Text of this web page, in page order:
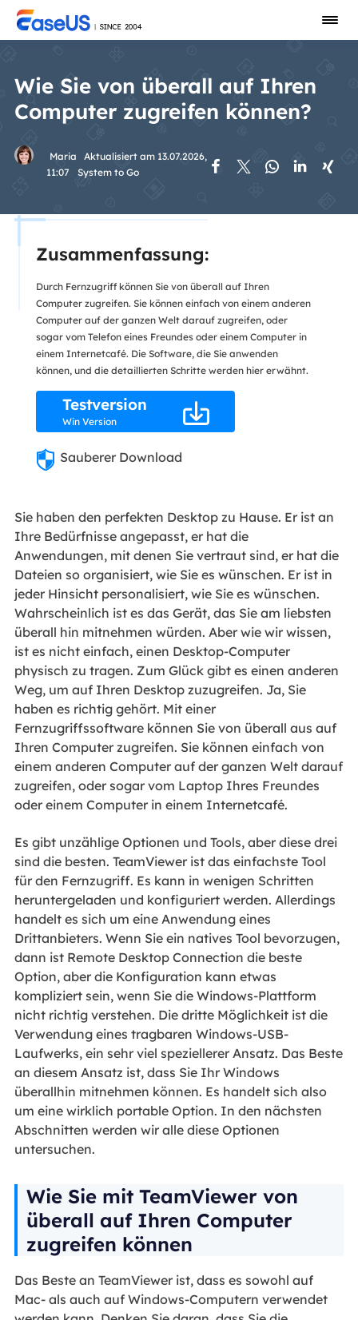
Wie Sie von überall auf Ihren
Computer zugreifen können?
Maria
Aktualisiert am 13.07.2026,
11:07
System to Go     
Zusammenfassung:
Durch Fernzugriff können Sie von überall auf Ihren
Computer zugreifen. Sie können einfach von einem anderen
Computer auf der ganzen Welt darauf zugreifen, oder
sogar vom Telefon eines Freundes oder einem Computer in
einem Internetcafé. Die Software, die Sie anwenden
können, und die detaillierten Schritte werden hier erwähnt.
Testversion
Win Version 
Sauberer Download
Sie haben den perfekten Desktop zu Hause. Er ist an
Ihre Bedürfnisse angepasst, er hat die
Anwendungen, mit denen Sie vertraut sind, er hat die
Dateien so organisiert, wie Sie es wünschen. Er ist in
jeder Hinsicht personalisiert, wie Sie es wünschen.
Wahrscheinlich ist es das Gerät, das Sie am liebsten
überall hin mitnehmen würden. Aber wie wir wissen,
ist es nicht einfach, einen Desktop-Computer
physisch zu tragen. Zum Glück gibt es einen anderen
Weg, um auf Ihren Desktop zuzugreifen. Ja, Sie
haben es richtig gehört. Mit einer
Fernzugriffssoftware können Sie von überall aus auf
Ihren Computer zugreifen. Sie können einfach von
einem anderen Computer auf der ganzen Welt darauf
zugreifen, oder sogar vom Laptop Ihres Freundes
oder einem Computer in einem Internetcafé.
Es gibt unzählige Optionen und Tools, aber diese drei
sind die besten. TeamViewer ist das einfachste Tool
für den Fernzugriff. Es kann in wenigen Schritten
heruntergeladen und konfiguriert werden. Allerdings
handelt es sich um eine Anwendung eines
Drittanbieters. Wenn Sie ein natives Tool bevorzugen,
dann ist Remote Desktop Connection die beste
Option, aber die Konfiguration kann etwas
kompliziert sein, wenn Sie die Windows-Plattform
nicht richtig verstehen. Die dritte Möglichkeit ist die
Verwendung eines tragbaren Windows-USB-
Laufwerks, ein sehr viel speziellerer Ansatz. Das Beste
an diesem Ansatz ist, dass Sie Ihr Windows
überallhin mitnehmen können. Es handelt sich also
um eine wirklich portable Option. In den nächsten
Abschnitten werden wir alle diese Optionen
untersuchen.
Wie Sie mit TeamViewer von
überall auf Ihren Computer
zugreifen können
Das Beste an TeamViewer ist, dass es sowohl auf
Mac- als auch auf Windows-Computern verwendet